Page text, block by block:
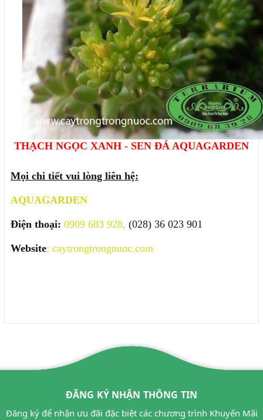
THẠCH NGỌC XANH - SEN ĐÁ AQUAGARDEN
Mọi chi tiết vui lòng liên hệ:
AQUAGARDEN
Điện thoại: 0909 683 928, (028) 36 023 901
Website: caytrongtrongnuoc.com
ĐĂNG KÝ NHẬN THÔNG TIN
Đăng ký để nhận ưu đãi đặc biệt các chương trình Khuyến Mãi